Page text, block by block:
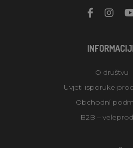
O društvu
Uvjeti isporuke
Obchodní
B2B –